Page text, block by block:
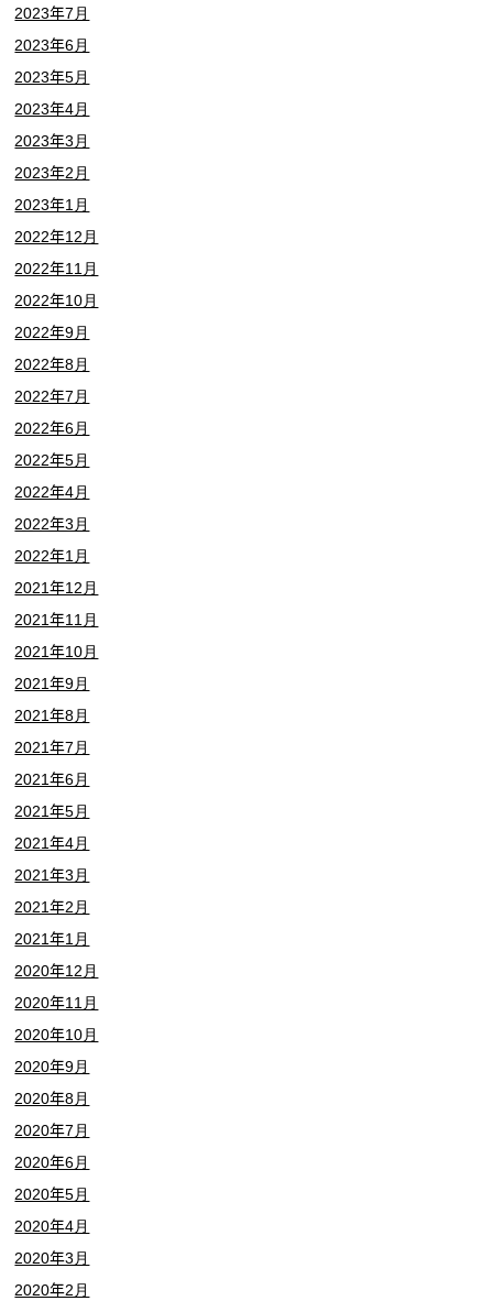
2023年7月
2023年6月
2023年5月
2023年4月
2023年3月
2023年2月
2023年1月
2022年12月
2022年11月
2022年10月
2022年9月
2022年8月
2022年7月
2022年6月
2022年5月
2022年4月
2022年3月
2022年1月
2021年12月
2021年11月
2021年10月
2021年9月
2021年8月
2021年7月
2021年6月
2021年5月
2021年4月
2021年3月
2021年2月
2021年1月
2020年12月
2020年11月
2020年10月
2020年9月
2020年8月
2020年7月
2020年6月
2020年5月
2020年4月
2020年3月
2020年2月